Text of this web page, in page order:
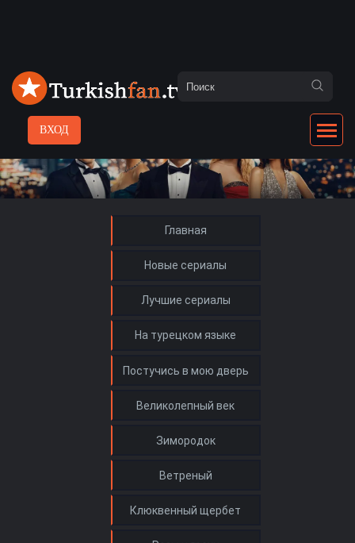
ВХОД
Главная
Новые сериалы
Лучшие сериалы
На турецком языке